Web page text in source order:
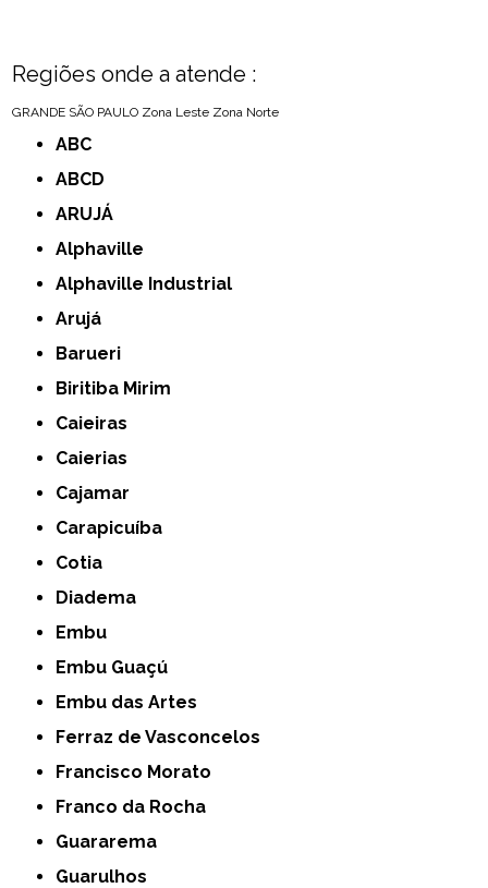
Regiões onde a atende :
GRANDE SÃO PAULO Zona Leste Zona Norte
ABC
ABCD
ARUJÁ
Alphaville
Alphaville Industrial
Arujá
Barueri
Biritiba Mirim
Caieiras
Caierias
Cajamar
Carapicuíba
Cotia
Diadema
Embu
Embu Guaçú
Embu das Artes
Ferraz de Vasconcelos
Francisco Morato
Franco da Rocha
Guararema
Guarulhos